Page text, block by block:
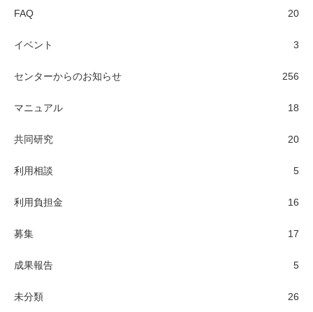
FAQ 20
イベント 3
センターからのお知らせ 256
マニュアル 18
共同研究 20
利用相談 5
利用負担金 16
募集 17
成果報告 5
未分類 26